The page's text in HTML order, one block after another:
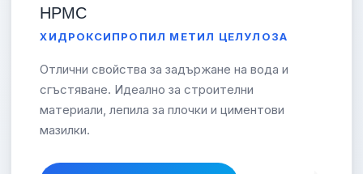
HPMC
ХИДРОКСИПРОПИЛ МЕТИЛ ЦЕЛУЛОЗА
Отлични свойства за задържане на вода и
сгъстяване. Идеално за строителни
материали, лепила за плочки и циментови
мазилки.